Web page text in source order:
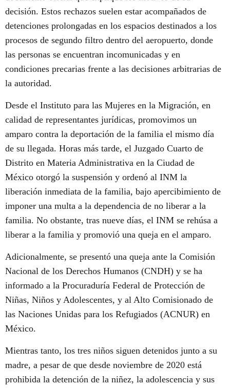
decisión. Estos rechazos suelen estar acompañados de
detenciones prolongadas en los espacios destinados a los
procesos de segundo filtro dentro del aeropuerto, donde
las personas se encuentran incomunicadas y en
condiciones precarias frente a las decisiones arbitrarias de
la autoridad.
Desde el Instituto para las Mujeres en la Migración, en
calidad de representantes jurídicas, promovimos un
amparo contra la deportación de la familia el mismo día
de su llegada. Horas más tarde, el Juzgado Cuarto de
Distrito en Materia Administrativa en la Ciudad de
México otorgó la suspensión y ordenó al INM la
liberación inmediata de la familia, bajo apercibimiento de
imponer una multa a la dependencia de no liberar a la
familia. No obstante, tras nueve días, el INM se rehúsa a
liberar a la familia y promovió una queja en el amparo.
Adicionalmente, se presentó una queja ante la Comisión
Nacional de los Derechos Humanos (CNDH) y se ha
informado a la Procuraduría Federal de Protección de
Niñas, Niños y Adolescentes, y al Alto Comisionado de
las Naciones Unidas para los Refugiados (ACNUR) en
México.
Mientras tanto, los tres niños siguen detenidos junto a su
madre, a pesar de que desde noviembre de 2020 está
prohibida la detención de la niñez, la adolescencia y sus